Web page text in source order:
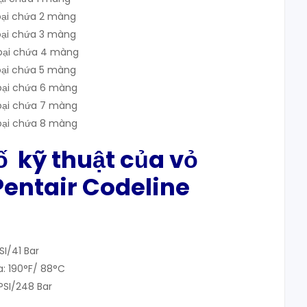
chứa 2 màng
chứa 3 màng
chứa 4 màng
chứa 5 màng
chứa 6 màng
chứa 7 màng
chứa 8 màng
kỹ thuật của vỏ
Codeline
41 Bar
190°F/ 88°C
248 Bar